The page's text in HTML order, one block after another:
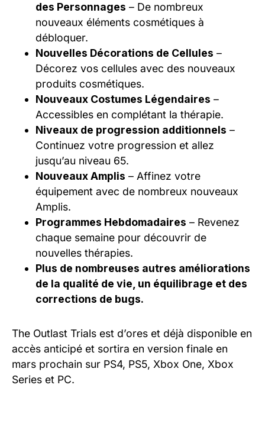
des Personnages – De nombreux
nouveaux éléments cosmétiques à
débloquer.
Nouvelles Décorations de Cellules –
Décorez vos cellules avec des nouveaux
produits cosmétiques.
Nouveaux Costumes Légendaires –
Accessibles en complétant la thérapie.
Niveaux de progression additionnels –
Continuez votre progression et allez
jusqu’au niveau 65.
Nouveaux Amplis – Affinez votre
équipement avec de nombreux nouveaux
Amplis.
Programmes Hebdomadaires – Revenez
chaque semaine pour découvrir de
nouvelles thérapies.
Plus de nombreuses autres améliorations
de la qualité de vie, un équilibrage et des
corrections de bugs.
The Outlast Trials est d’ores et déjà disponible en
accès anticipé et sortira en version finale en
mars prochain sur PS4, PS5, Xbox One, Xbox
Series et PC.